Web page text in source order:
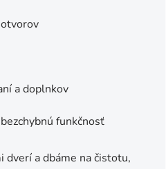
a doplnkov
funkčnosť
dverí a dbáme na čistotu,